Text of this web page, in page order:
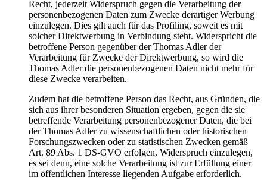
Recht, jederzeit Widerspruch gegen die Verarbeitung der
personenbezogenen Daten zum Zwecke derartiger Werbung
einzulegen. Dies gilt auch für das Profiling, soweit es mit
solcher Direktwerbung in Verbindung steht. Widerspricht die
betroffene Person gegenüber der Thomas Adler der
Verarbeitung für Zwecke der Direktwerbung, so wird die
Thomas Adler die personenbezogenen Daten nicht mehr für
diese Zwecke verarbeiten.
Zudem hat die betroffene Person das Recht, aus Gründen, die
sich aus ihrer besonderen Situation ergeben, gegen die sie
betreffende Verarbeitung personenbezogener Daten, die bei
der Thomas Adler zu wissenschaftlichen oder historischen
Forschungszwecken oder zu statistischen Zwecken gemäß
Art. 89 Abs. 1 DS-GVO erfolgen, Widerspruch einzulegen,
es sei denn, eine solche Verarbeitung ist zur Erfüllung einer
im öffentlichen Interesse liegenden Aufgabe erforderlich.